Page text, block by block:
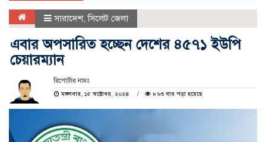
সারাদেশ,সিলেট জেলা
এবার অপসারিত হচ্ছেন দেশের ৪৫৭১ ইউপি
চেয়ারম্যান
রিপোর্টার নামঃ
মঙ্গলবার, ১৫ অক্টোবর, ২০২৪
৮৬৩ বার পড়া হয়েছে